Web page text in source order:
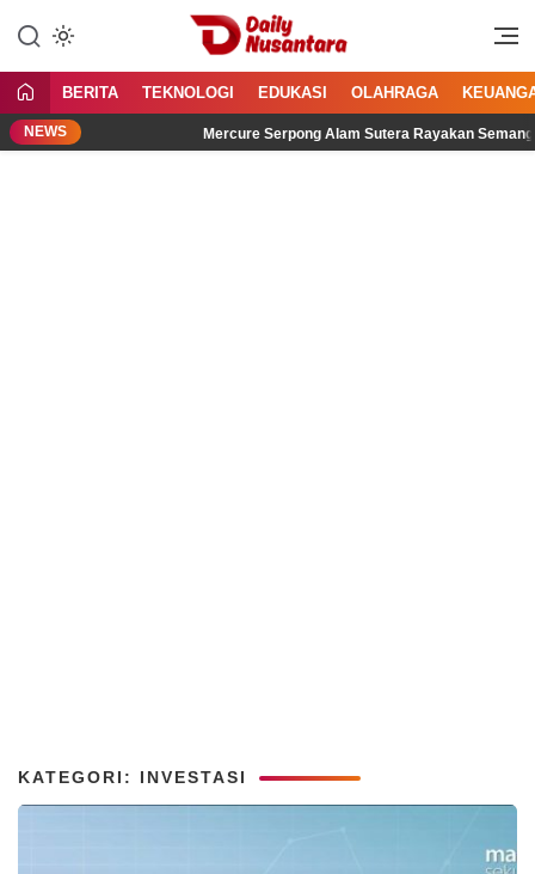
konten
Daily Nusantara
Menyajikan Fakta, Menginspirasi
BERITA TEKNOLOGI EDUKASI OLAHRAGA
NEWS Mercure Serpong Alam Sutera Rayakan Semangat
KATEGORI: INVESTASI